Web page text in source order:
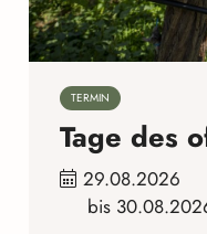
TERMIN
Tage des
29.08.2026
bis